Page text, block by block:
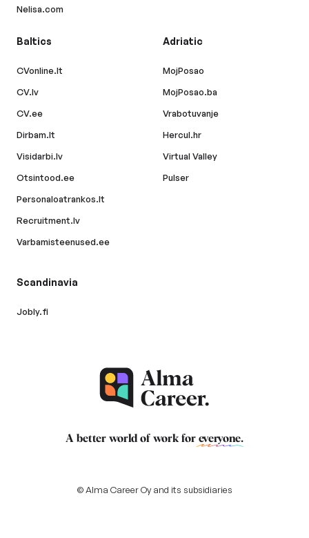
Nelisa.com
Baltics
CVonline.lt
CV.lv
CV.ee
Dirbam.lt
Visidarbi.lv
Otsintood.ee
Personaloatrankos.lt
Recruitment.lv
Varbamisteenused.ee
Adriatic
MojPosao
MojPosao.ba
Vrabotuvanje
Hercul.hr
Virtual Valley
Pulser
Scandinavia
Jobly.fi
A better world of work for everyone.
© Alma Career Oy and its subsidiaries